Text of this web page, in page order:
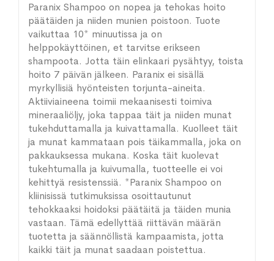
Paranix Shampoo on nopea ja tehokas hoito
päätäiden ja niiden munien poistoon. Tuote
vaikuttaa 10* minuutissa ja on
helppokäyttöinen, et tarvitse erikseen
shampoota. Jotta täin elinkaari pysähtyy, toista
hoito 7 päivän jälkeen. Paranix ei sisällä
myrkyllisiä hyönteisten torjunta-aineita.
Aktiiviaineena toimii mekaanisesti toimiva
mineraaliöljy, joka tappaa täit ja niiden munat
tukehduttamalla ja kuivattamalla. Kuolleet täit
ja munat kammataan pois täikammalla, joka on
pakkauksessa mukana. Koska täit kuolevat
tukehtumalla ja kuivumalla, tuotteelle ei voi
kehittyä resistenssiä. *Paranix Shampoo on
kliinisissä tutkimuksissa osoittautunut
tehokkaaksi hoidoksi päätäitä ja täiden munia
vastaan. Tämä edellyttää riittävän määrän
tuotetta ja säännöllistä kampaamista, jotta
kaikki täit ja munat saadaan poistettua.